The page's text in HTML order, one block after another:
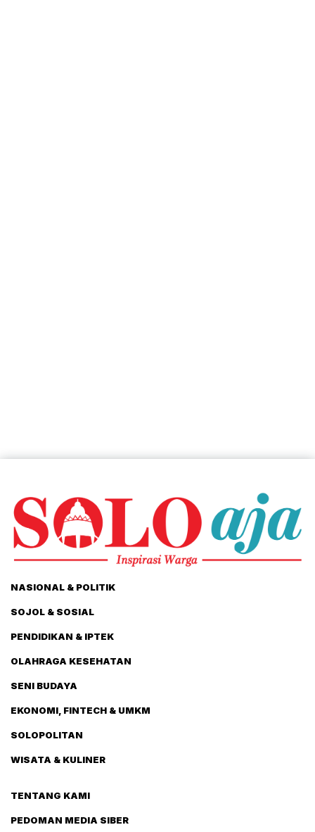
NASIONAL & POLITIK
SOJOL & SOSIAL
PENDIDIKAN & IPTEK
OLAHRAGA KESEHATAN
SENI BUDAYA
EKONOMI, FINTECH & UMKM
SOLOPOLITAN
WISATA & KULINER
TENTANG KAMI
PEDOMAN MEDIA SIBER